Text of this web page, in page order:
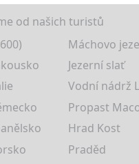
od našich turistů
Máchovo
Jezerní slať
Vodní nádrž
Propast
Hrad Kost
Praděd